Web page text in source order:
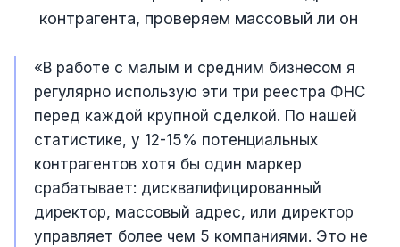
контрагента, проверяем массовый ли он
«В работе с малым и средним бизнесом я
регулярно использую эти три реестра ФНС
перед каждой крупной сделкой. По нашей
статистике, у 12-15% потенциальных
контрагентов хотя бы один маркер
срабатывает: дисквалифицированный
директор, массовый адрес, или директор
управляет более чем 5 компаниями. Это не